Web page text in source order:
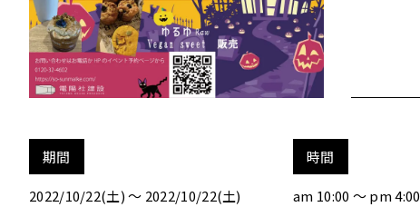
期間
2022/10/22(土) ～ 2022/10/22(土)
時間
am 10:00 ～ pm 4:00